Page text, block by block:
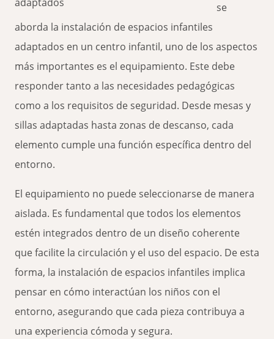
se
aborda la instalación de espacios infantiles
adaptados en un centro infantil, uno de los aspectos
más importantes es el equipamiento. Este debe
responder tanto a las necesidades pedagógicas
como a los requisitos de seguridad. Desde mesas y
sillas adaptadas hasta zonas de descanso, cada
elemento cumple una función específica dentro del
entorno.
El equipamiento no puede seleccionarse de manera
aislada. Es fundamental que todos los elementos
estén integrados dentro de un diseño coherente
que facilite la circulación y el uso del espacio. De esta
forma, la instalación de espacios infantiles implica
pensar en cómo interactúan los niños con el
entorno, asegurando que cada pieza contribuya a
una experiencia cómoda y segura.